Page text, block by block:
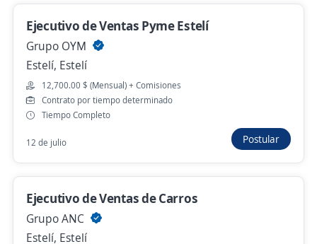
12 de julio
Ejecutivo de Ventas de Carros
Grupo ANC
9 de julio
Asesor de Tienda
AC TALENTOS S.A.
Ejecutivo de Ventas Pyme Estelí
Grupo OYM
Estelí, Estelí
12,700.00 $ (Mensual) + Comisiones
Contrato por tiempo determinado
Tiempo Completo
12 de julio Postular
Ejecutivo de Ventas de Carros
Grupo ANC
Estelí, Estelí